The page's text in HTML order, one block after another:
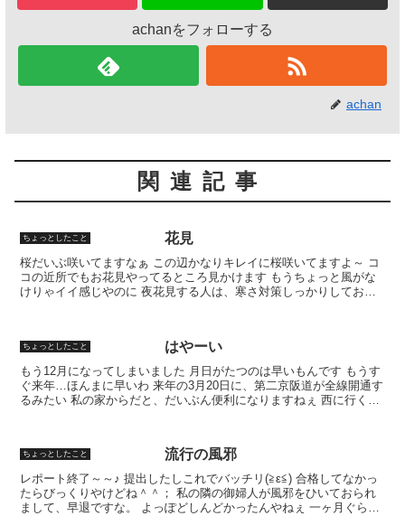
achanをフォローする
achan
関連記事
ちょっとしたこと 花見
桜だいぶ咲いてますなぁ この辺かなりキレイに桜咲いてますよ～ コ
コの近所でもお花見やってるところ見かけます もうちょっと風がな
けりゃイイ感じやのに 夜花見する人は、寒さ対策しっかりしておき
ちょっとしたこと はやーい
もう12月になってしまいました 月日がたつのは早いもんです もうす
ぐ来年…ほんまに早いわ 来年の3月20日に、第二京阪道が全線開通す
るみたい 私の家からだと、だいぶん便利になりますねぇ 西に行くに
ちょっとしたこと 流行の風邪
レポート終了～～♪ 提出したしこれでバッチリ(≧ε≦) 合格してなかっ
たらびっくりやけどね＾＾； 私の隣の御婦人が風邪をひいておられ
まして、早退ですな。 よっぽどしんどかったんやねぇ 一ヶ月ぐらい